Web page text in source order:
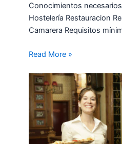
Conocimientos
Hostelería Restauracion
Camarera Requisitos
Read More »